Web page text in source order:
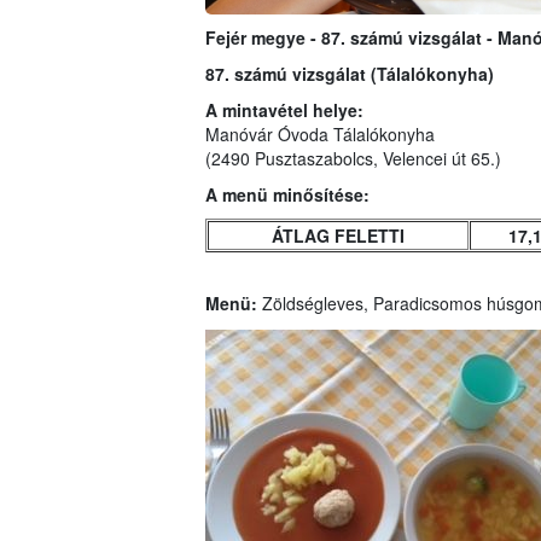
Fejér megye - 87. számú vizsgálat -
87. számú vizsgálat (Tálalókonyha)
A mintavétel helye:
Manóvár Óvoda Tálalókonyha
(2490 Pusztaszabolcs, Velencei út 65.)
A menü minősítése:
ÁTLAG FELETTI
Menü: Zöldségleves, Paradicsomos